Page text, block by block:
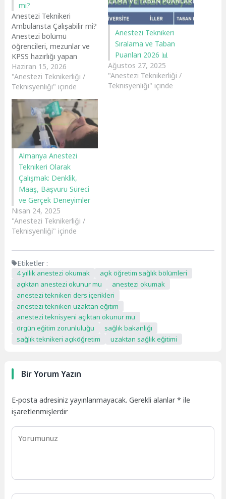
mi?
Anestezi Teknikeri
Ambulansta Çalışabilir mi?
Anestezi bölümü
öğrencileri, mezunlar ve
KPSS hazırlığı yapan
adayların en çok merak
ettiği sorulardan biri:
"Anestezi teknikeri
ambulansta çalışabilir
mi?" Sosyal medyada ve
forumlarda bu konuda
birçok farklı yorum
bulunsa da doğru cevabı
güncel mevzuat
vermektedir. Kısa cevap:
✅ Evet, anestezi
teknikerleri ambulansta
çalışabilir. Ancak…
Haziran 15, 2026
"Anestezi Teknikerliği /
Teknisyenliği" içinde
Anestezi Teknikeri
Sıralama ve Taban
Puanları 2026 📊
Ağustos 27, 2025
"Anestezi Teknikerliği /
Teknisyenliği" içinde
Almanya Anestezi
Teknikeri Olarak
Çalışmak: Denklik,
Maaş, Başvuru Süreci
ve Gerçek Deneyimler
Nisan 24, 2025
"Anestezi Teknikerliği /
Teknisyenliği" içinde
Etiketler :
4 yıllık anestezi okumak
açık öğretim sağlık bölümleri
açıktan anestezi okunur mu
anestezi okumak
anestezi teknikeri ders içerikleri
anestezi teknikeri uzaktan eğitim
anestezi teknisyeni açıktan okunur mu
örgün eğitim zorunluluğu
sağlık bakanlığı
sağlık teknikeri açıköğretim
uzaktan sağlık eğitimi
Bir Yorum Yazın
E-posta adresiniz yayınlanmayacak. Gerekli alanlar* ile
işaretlenmişlerdir